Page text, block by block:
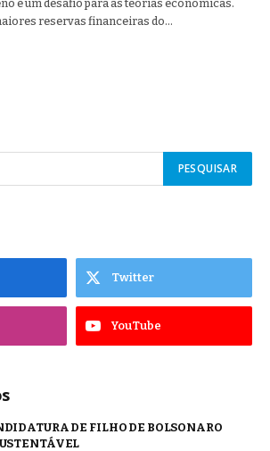
e um desafio para as teorias econômicas.
reservas financeiras do…
Twitter
YouTube
DE FILHO DE BOLSONARO